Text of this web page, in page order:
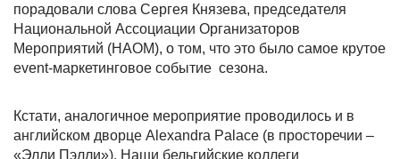
порадовали слова Сергея Князева, председателя
Национальной Ассоциации Организаторов
Мероприятий (НАОМ), о том, что это было самое крутое
event-маркетинговое событие сезона.
Кстати, аналогичное мероприятие проводилось и в
английском дворце Alexandra Palace (в просторечии –
«Элли Пэлли»). Наши бельгийские коллеги